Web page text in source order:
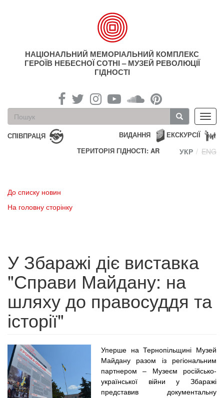
НАЦІОНАЛЬНИЙ МЕМОРІАЛЬНИЙ КОМПЛЕКС
ГЕРОЇВ НЕБЕСНОЇ СОТНІ – МУЗЕЙ РЕВОЛЮЦІЇ
ГІДНОСТІ
Пошукова
форма
Пошук
СПІВПРАЦЯ ЕКСКУРСІЇ
ВИДАННЯ
ТЕРИТОРІЯ ГІДНОСТІ: AR
УКР ENG
До списку новин
На головну сторінку
У Збаражі діє виставка
"Справи Майдану: на
шляху до правосуддя та
історії"
Уперше на Тернопільщині Музей
Майдану разом із регіональним
партнером – Музеєм російсько-
української війни у Збаражі
представив документальну